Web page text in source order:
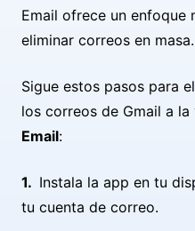
Email ofrece un enfoque
eliminar correos en masa.
Sigue estos pasos para
los correos de Gmail a
Email:
Instala la app en tu
tu cuenta de correo.